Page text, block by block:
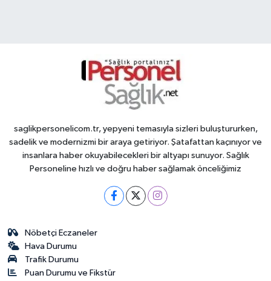
saglikpersonelicom.tr, yepyeni temasıyla sizleri buluştururken,
sadelik ve modernizmi bir araya getiriyor. Şatafattan kaçınıyor ve
insanlara haber okuyabilecekleri bir altyapı sunuyor. Sağlık
Personeline hızlı ve doğru haber sağlamak önceliğimiz
Nöbetçi Eczaneler
Hava Durumu
Trafik Durumu
Puan Durumu ve Fikstür